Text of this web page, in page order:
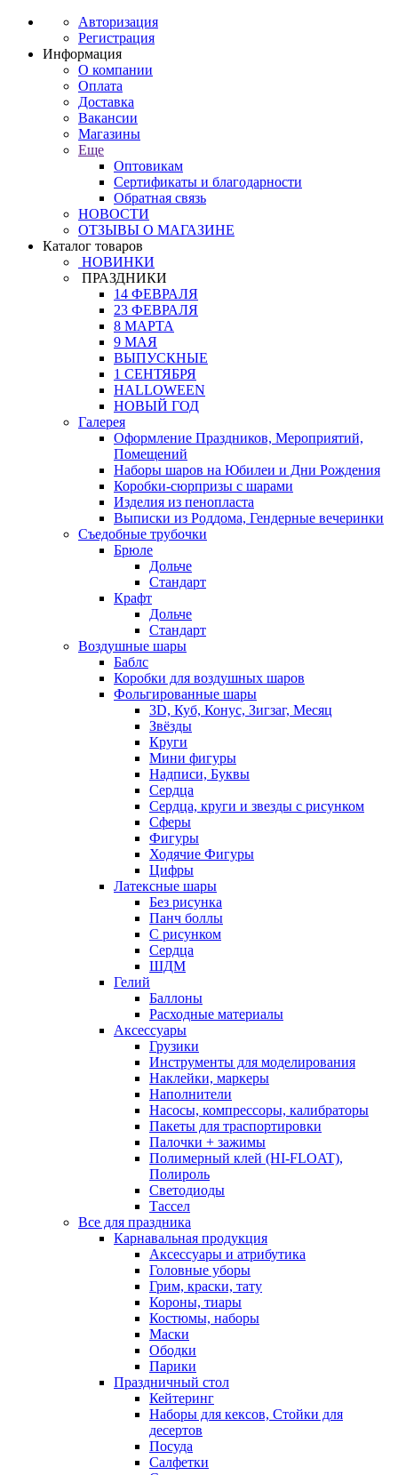
Авторизация
Регистрация
Информация
О компании
Оплата
Доставка
Вакансии
Магазины
Еще
Оптовикам
Сертификаты и благодарности
Обратная связь
НОВОСТИ
ОТЗЫВЫ О МАГАЗИНЕ
Каталог товаров
НОВИНКИ
ПРАЗДНИКИ
14 ФЕВРАЛЯ
23 ФЕВРАЛЯ
8 МАРТА
9 МАЯ
ВЫПУСКНЫЕ
1 СЕНТЯБРЯ
HALLOWEEN
НОВЫЙ ГОД
Галерея
Оформление Праздников, Мероприятий,
Помещений
Наборы шаров на Юбилеи и Дни Рождения
Коробки-сюрпризы с шарами
Изделия из пенопласта
Выписки из Роддома, Гендерные вечеринки
Съедобные трубочки
Брюле
Дольче
Стандарт
Крафт
Дольче
Стандарт
Воздушные шары
Баблс
Коробки для воздушных шаров
Фольгированные шары
3D, Куб, Конус, Зигзаг, Месяц
Звёзды
Круги
Мини фигуры
Надписи, Буквы
Сердца
Сердца, круги и звезды с рисунком
Сферы
Фигуры
Ходячие Фигуры
Цифры
Латексные шары
Без рисунка
Панч боллы
С рисунком
Сердца
ШДМ
Гелий
Баллоны
Расходные материалы
Аксессуары
Грузики
Инструменты для моделирования
Наклейки, маркеры
Наполнители
Насосы, компрессоры, калибраторы
Пакеты для траспортировки
Палочки + зажимы
Полимерный клей (HI-FLOAT),
Полироль
Светодиоды
Тассел
Все для праздника
Карнавальная продукция
Аксессуары и атрибутика
Головные уборы
Грим, краски, тату
Короны, тиары
Костюмы, наборы
Маски
Ободки
Парики
Праздничный стол
Кейтеринг
Наборы для кексов, Стойки для
десертов
Посуда
Салфетки